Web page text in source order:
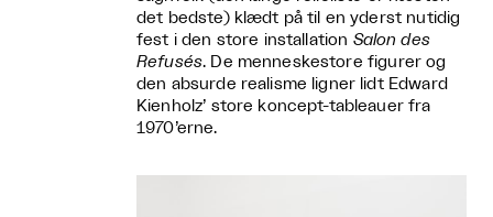
det bedste) klædt på til en yderst nutidig
fest i den store installation Salon des
Refusés. De menneskestore figurer og
den absurde realisme ligner lidt Edward
Kienholz’ store koncept-tableauer fra
1970’erne.